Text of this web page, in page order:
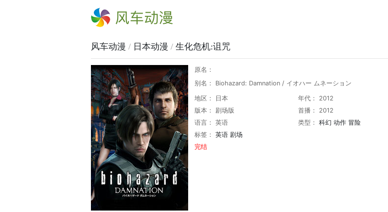
风车动漫
风车动漫 / 日本动漫 / 生化危机:诅咒
原名：
别名： Biohazard: Damnation / イオハー ムネーション
地区： 日本
年代： 2012
版本： 剧场版
首播： 2012
语言： 英语
类型：科幻 动作 冒险
标签： 英语 剧场
完结